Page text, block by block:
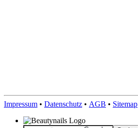
Impressum • Datenschutz • AGB • Sitemap